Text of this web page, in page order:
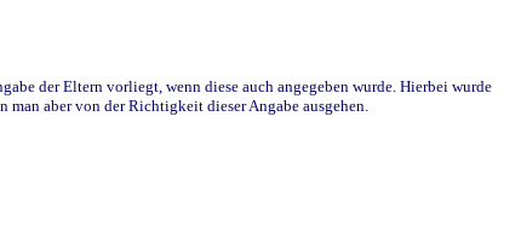
der Eltern vorliegt, wenn diese auch angegeben wurde. Hierbei wurde
aber von der Richtigkeit dieser Angabe ausgehen.